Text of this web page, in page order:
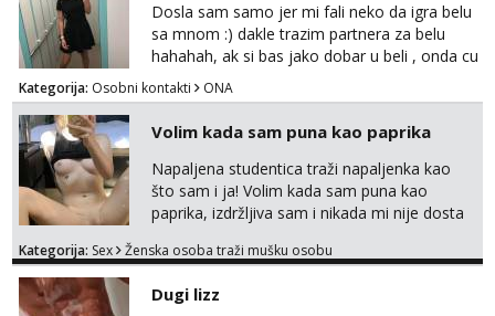
Dosla sam samo jer mi fali neko da igra belu
sa mnom :) dakle trazim partnera za belu
hahahah, ak si bas jako dobar u beli , onda cu
razmislit za dalje Klikni na link ispod i nadji me
tamo, cekam te!
Kategorija: Osobni kontakti ONA
Volim kada sam puna kao paprika
Napaljena studentica traži napaljenka kao
što sam i ja! Volim kada sam puna kao
paprika, izdržljiva sam i nikada mi nije dosta
bilo kad i bilo gdje zato se javi što prije da
tamo, cekam te!
Kategorija: Sex Ženska osoba traži mušku osobu
Dugi lizz